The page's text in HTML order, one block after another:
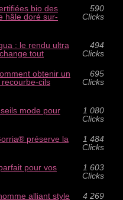
bio des
hâle doré sur-
590
Clicks
: le rendu ultra
tout
494
Clicks
obtenir un
695
Clicks
mode pour
1 080
Clicks
préserve la
1 484
Clicks
pour vos
1 603
Clicks
alliant style
4 269